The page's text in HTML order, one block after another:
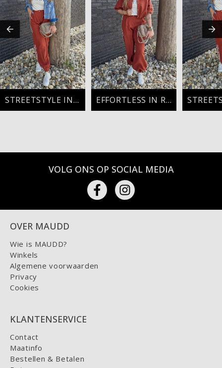
STREETSTYLE IN RUST EFFORTLESS IN RUST
VOLG ONS OP SOCIAL MEDIA
OVER MAUDD
Wie is MAUDD?
Winkels
Algemene voorwaarden
Privacy
Cookies
KLANTENSERVICE
Contact
Maatinfo
Bestellen & Betalen